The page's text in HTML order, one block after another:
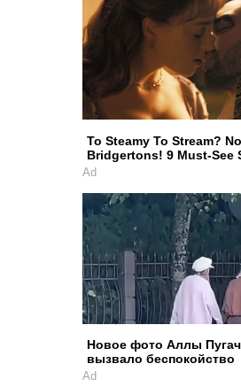
To Steamy To Stream?
Bridgertons! 9 Must-See
Ad
Новое фото Аллы
вызвало беспокойство
Ad